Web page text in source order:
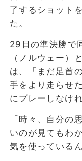
了するショット
た。
29日の準決勝で
（ノルウェー）
は、「まだ足首
手をより走らせ
にプレーしなけ
「時々、自分の
いのが見てもわ
気を使っている